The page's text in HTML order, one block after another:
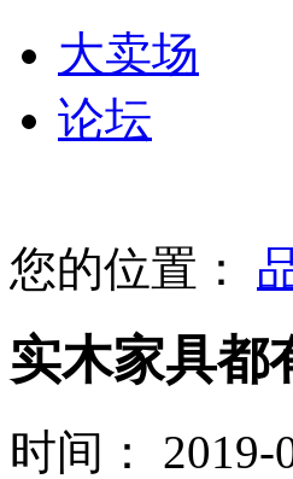
大卖场
论坛
您的位置：
实木家具都
时间： 2019-